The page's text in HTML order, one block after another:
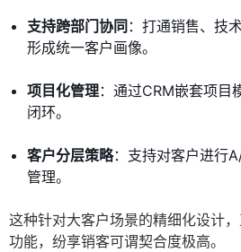
支持跨部门协同 ：打通销售、技
形成统一客户画像。
项目化管理：通过CRM嵌套项目
闭环。
客户分层策略：支持对客户进行
管理。
这种针对大客户场景的精细化设计
功能，纷享销客可谓契合度极高。